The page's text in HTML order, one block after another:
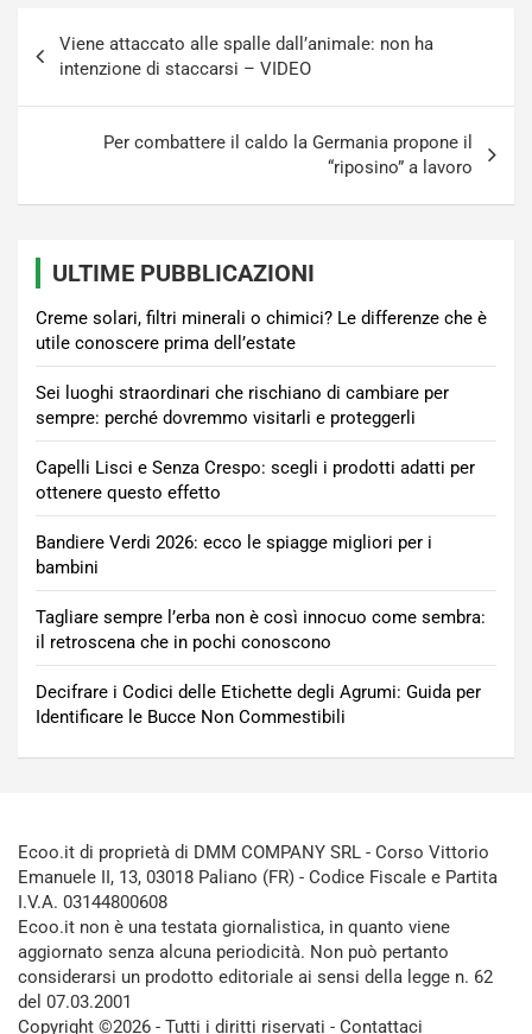
articoli
Viene attaccato alle spalle dall’animale: non ha
intenzione di staccarsi – VIDEO
Per combattere il caldo la Germania propone il
“riposino” a lavoro
ULTIME PUBBLICAZIONI
Creme solari, filtri minerali o chimici? Le differenze che è
utile conoscere prima dell’estate
Sei luoghi straordinari che rischiano di cambiare per
sempre: perché dovremmo visitarli e proteggerli
Capelli Lisci e Senza Crespo: scegli i prodotti adatti per
ottenere questo effetto
Bandiere Verdi 2026: ecco le spiagge migliori per i
bambini
Tagliare sempre l’erba non è così innocuo come sembra:
il retroscena che in pochi conoscono
Decifrare i Codici delle Etichette degli Agrumi: Guida per
Identificare le Bucce Non Commestibili
Ecoo.it di proprietà di DMM COMPANY SRL - Corso Vittorio
Emanuele II, 13, 03018 Paliano (FR) - Codice Fiscale e Partita
I.V.A. 03144800608
Ecoo.it non è una testata giornalistica, in quanto viene
aggiornato senza alcuna periodicità. Non può pertanto
considerarsi un prodotto editoriale ai sensi della legge n. 62
del 07.03.2001
Copyright ©2026 - Tutti i diritti riservati - Contattaci